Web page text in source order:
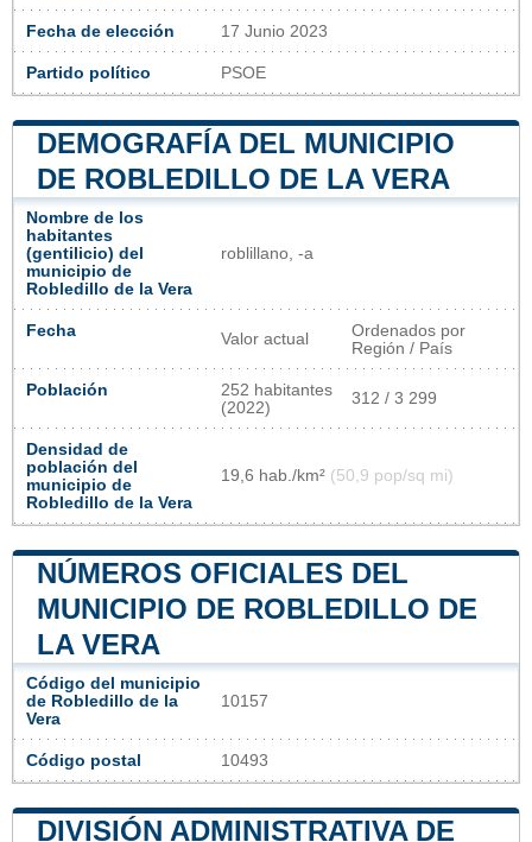
Fecha de elección 17 Junio 2023
Partido político PSOE
DEMOGRAFÍA DEL MUNICIPIO
DE ROBLEDILLO DE LA VERA
Nombre de los
habitantes
(gentilicio) del
municipio de
Robledillo de la Vera
roblillano, -a
Fecha Valor actual
Ordenados por
Región / País
Población
252 habitantes
(2022)
312 / 3 299
Densidad de
población del
municipio de
Robledillo de la Vera
19,6 hab./km² (50,9 pop/sq mi)
NÚMEROS OFICIALES DEL
MUNICIPIO DE ROBLEDILLO DE
LA VERA
Código del municipio
de Robledillo de la
Vera
10157
Código postal 10493
DIVISIÓN ADMINISTRATIVA DE